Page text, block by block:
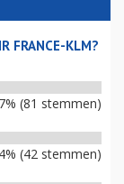
FRANCE-KLM?
(81 stemmen)
(42 stemmen)